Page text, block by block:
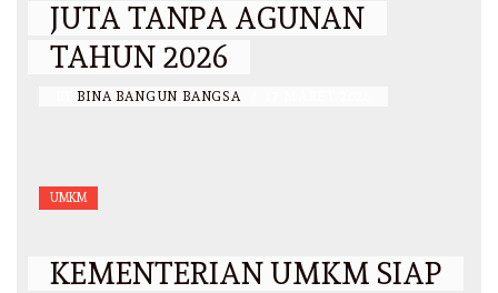
JUTA TANPA AGUNAN
TAHUN 2026
BINA BANGUN BANGSA
UMKM
KEMENTERIAN UMKM SIAP